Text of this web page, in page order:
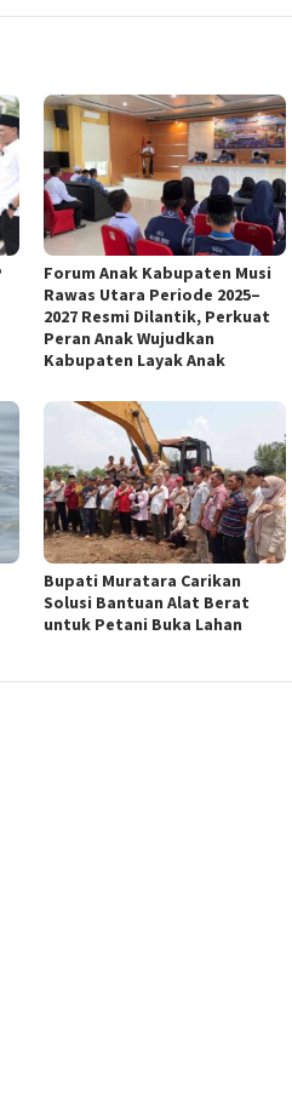
Forum Anak Kabupaten Musi
Rawas Utara Periode 2025–
2027 Resmi Dilantik, Perkuat
Peran Anak Wujudkan
Kabupaten Layak Anak
Bupati Muratara Carikan
Solusi Bantuan Alat Berat
untuk Petani Buka Lahan